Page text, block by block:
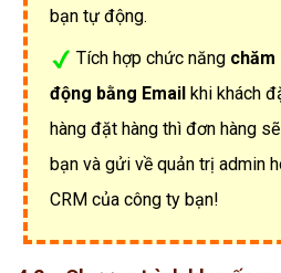
bạn tự động.
Tích hợp chức năng chăm
động bằng Email khi khách
hàng đặt hàng thì đơn hàng
bạn và gửi về quản trị admin
CRM của công ty bạn!